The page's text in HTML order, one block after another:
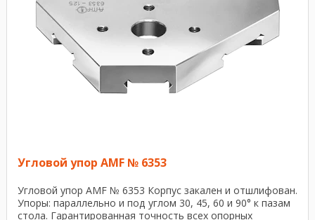
Угловой упор AMF № 6353
Угловой упор AMF № 6353 Корпус закален и отшлифован.
Упоры: параллельно и под углом 30, 45, 60 и 90° к пазам
стола. Гарантированная точность всех опорных